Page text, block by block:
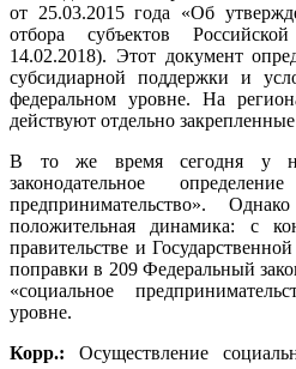
от 25.03.2015 года «Об
отбора субъектов
14.02.2018). Этот документ
субсидиарной поддержки и
федеральном уровне. На
действуют отдельно
В то же время сегодня у
законодательное
предпринимательство».
положительная динамика: с
правительстве и
поправки в 209 Федеральный
«социальное
уровне.
Корр.: Осуществление